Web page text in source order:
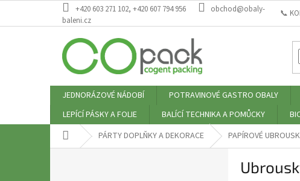
obsah
+420 603 271 102, +420 607 794 956
obchod@obaly-
baleni.cz
📞
JEDNORÁZOVÉ NÁDOBÍ POTRAVINOVÉ GASTRO OBALY
LEPÍCÍ PÁSKY A FOLIE
BALÍCÍ TECHNIKA A POMŮCKY
Domů PÁRTY DOPLŇKY A DEKORACE PAPÍROVÉ